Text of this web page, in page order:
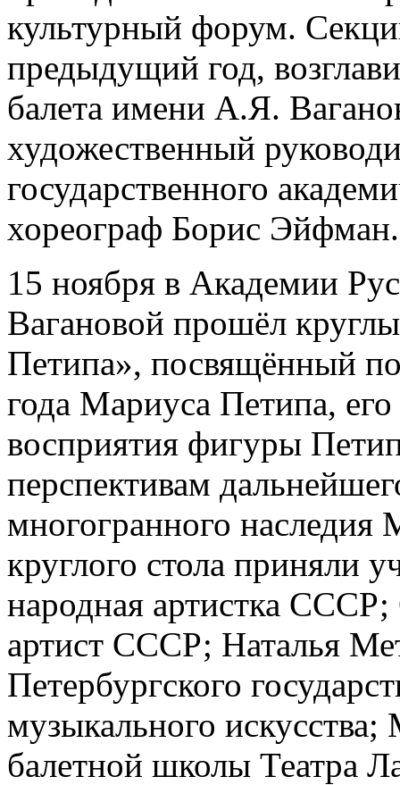
культурный форум.
предыдущий год,
балета имени А.Я.
художественный
государственного
хореограф Борис Эйфман.
15 ноября в Академии
Вагановой прошёл
Петипа», посвящённый
года Мариуса Петипа,
восприятия фигуры
перспективам
многогранного
круглого стола приняли
народная артистка
артист СССР; Наталья
Петербургского
музыкального
балетной школы Театра